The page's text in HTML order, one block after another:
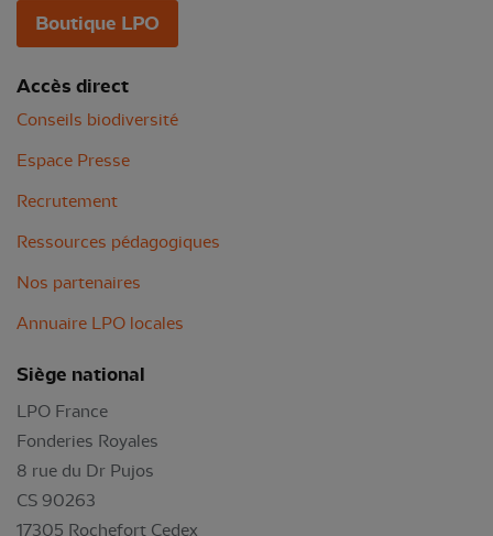
Boutique LPO
Accès direct
Conseils biodiversité
Espace Presse
Recrutement
Ressources pédagogiques
Nos partenaires
Annuaire LPO locales
Siège national
LPO France
Fonderies Royales
8 rue du Dr Pujos
CS 90263
17305 Rochefort Cedex